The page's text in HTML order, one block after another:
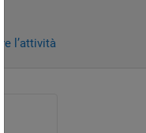
l’attività